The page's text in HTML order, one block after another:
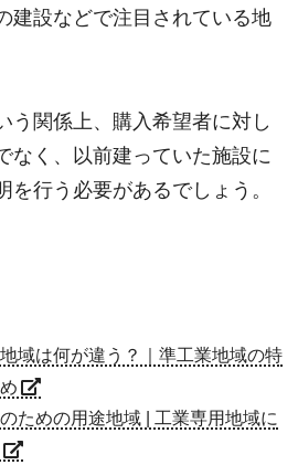
建設などで注目されている地
う関係上、購入希望者に対し
なく、以前建っていた施設に
を行う必要があるでしょう。
域は何が違う？｜準工業地域の特
ための用途地域 | 工業専用地域に